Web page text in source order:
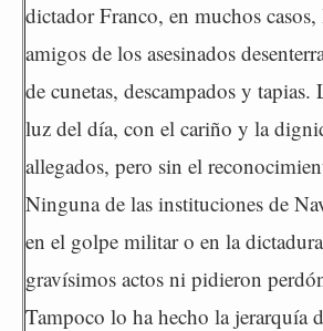
dictador Franco, en muchos
amigos de los asesinados
de cunetas, descampados y
luz del día, con el cariño y la
allegados, pero sin el
Ninguna de las instituciones de
en el golpe militar o en la
gravísimos actos ni pidieron
Tampoco lo ha hecho la jerarquía